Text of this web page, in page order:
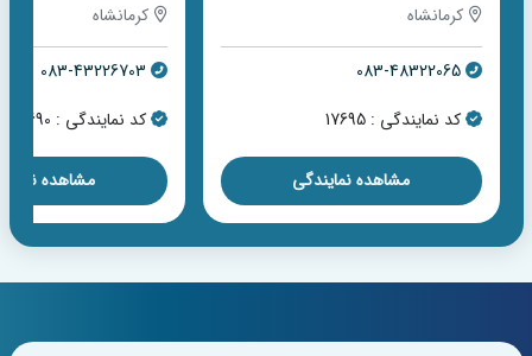
کرمانشاه
083-48322065
کد نمایندگی : 17695
مشاهده نمایندگی
کرمانشاه
083-43226703
کد نمایندگی : 17690
مشاهده